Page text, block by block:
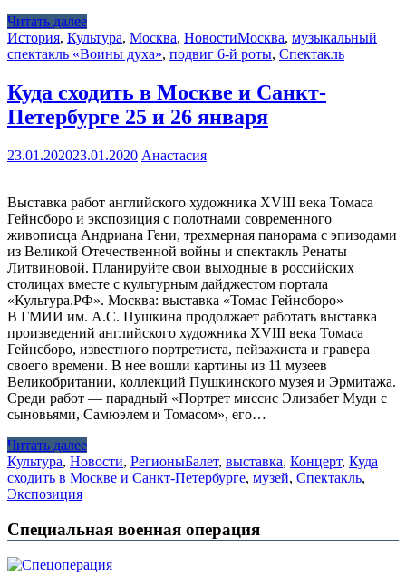
Читать далее
История, Культура, Москва, НовостиМосква, музыкальный
спектакль «Воины духа», подвиг 6-й роты, Спектакль
Куда сходить в Москве и Санкт-
Петербурге 25 и 26 января
23.01.202023.01.2020 Анастасия
Выставка работ английского художника XVIII века Томаса
Гейнсборо и экспозиция с полотнами современного
живописца Андриана Гени, трехмерная панорама с эпизодами
из Великой Отечественной войны и спектакль Ренаты
Литвиновой. Планируйте свои выходные в российских
столицах вместе с культурным дайджестом портала
«Культура.РФ». Москва: выставка «Томас Гейнсборо»
В ГМИИ им. А.С. Пушкина продолжает работать выставка
произведений английского художника XVIII века Томаса
Гейнсборо, известного портретиста, пейзажиста и гравера
своего времени. В нее вошли картины из 11 музеев
Великобритании, коллекций Пушкинского музея и Эрмитажа.
Среди работ — парадный «Портрет миссис Элизабет Муди с
сыновьями, Самюэлем и Томасом», его…
Читать далее
Культура, Новости, РегионыБалет, выставка, Концерт, Куда
сходить в Москве и Санкт-Петербурге, музей, Спектакль,
Экспозиция
Специальная военная операция